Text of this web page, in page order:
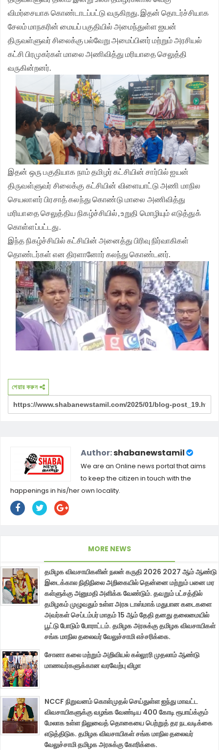
முதலமைச்சர் தீர்க்கமாக வலியுறுத்த தமிழக விவசாயிகள்
சங்க மாநில தலைவர் வேலுச்சாமி வேண்டுகோள்.
விமர்சையாக கொண்டாடப்பட்டு வருகிறது. இதன் தொடர்ச்சியாக
சேலம் மாநகரின் மையப் பகுதியில் அமைந்துள்ள ஐயன்
திருவள்ளுவர் சிலைக்கு பல்வேறு அமைப்பினர் மற்றும் அரசியல்
கட்சி பிரமுகர்கள் மாலை அணிவித்து மரியாதை செலுத்தி
வருகின்றனர்.
இதன் ஒரு பகுதியாக நாம் தமிழர் கட்சியின் சார்பில் ஐயன்
திருவள்ளுவர் சிலைக்கு கட்சியின் விளையாட்டு அணி மாநில
செயலாளர் பிரசாத் கலந்து கொண்டு மாலை அணிவித்து
மரியாதை செலுத்திய நிகழ்ச்சியில், உறுதி மொழியும் எடுத்துக்
கொள்ளப்பட்டது.
இந்த நிகழ்ச்சியில் கட்சியின் அனைத்து பிரிவு நிர்வாகிகள்
தொண்டர்கள் என திரளானோர் கலந்து கொண்டனர்.
শেয়ার করুন
Author:shabanewstamil
We are an Online news portal that aims
to keep the citizen in touch with the
happenings in his/her own locality.
MORE NEWS
தமிழக விவசாயிகளின் நலன் கருதி 2026 2027 ஆம் ஆண்டு
இடைக்கால நிதிநிலை அறிகையில் தென்னை மற்றும் பனை மர
கள்ளுக்கு அனுமதி அளிக்க வேண்டும். தவறும் பட்சத்தில்
தமிழகம் முழுவதும் உள்ள அரசு டாஸ்மாக் மதுபான கடைகளை
அவர்கள் செப்டம்பர் மாதம் 15 ஆம் தேதி தனது தலைமையில்
பூட்டு போடும் போராட்டம். தமிழக அரசுக்கு தமிழக விவசாயிகள்
சங்க மாநில தலைவர் வேலுச்சாமி எச்சரிக்கை.
சோனா கலை மற்றும் அறிவியல் கல்லூரி முதலாம் ஆண்டு
மாணவர்களுக்கான வரவேற்பு விழா
NCCF நிறுவனம் கொள்முதல் செய்துள்ள ஐந்து மாவட்ட
விவசாயிகளுக்கு வழங்க வேண்டிய 400 கோடி ரூபாய்க்கும்
மேலாக உள்ள நிலுவைத் தொகையை பெற்றுத் தர நடவடிக்கை
எடுத்திடுக. தமிழக விவசாயிகள் சங்க மாநில தலைவர்
வேலுச்சாமி தமிழக அரசுக்கு கோரிக்கை.